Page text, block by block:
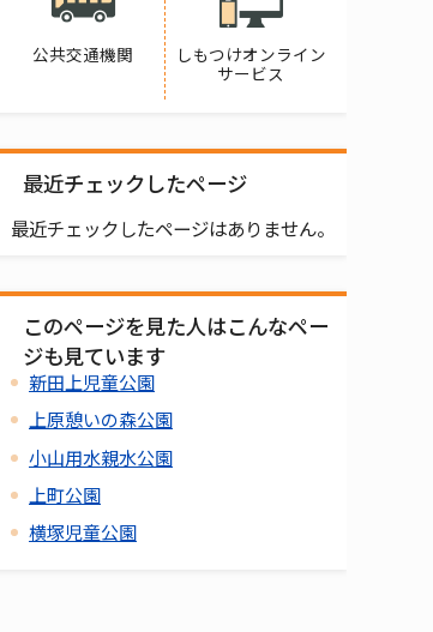
公共交通機関
しもつけオンライン
サービス
最近チェックしたページ
最近チェックしたページはありません。
このページを見た人はこんなペー
ジも見ています
新田上児童公園
上原憩いの森公園
小山用水親水公園
上町公園
横塚児童公園